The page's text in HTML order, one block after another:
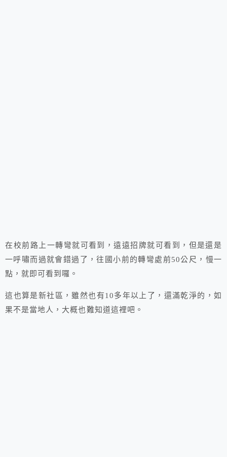
在校前路上一轉彎就可看到，遠遠招牌就可看到，但是還是
一呼嘯而過就會錯過了，往國小前的轉彎處前50公尺，慢一
點，就即可看到囉。
這也算是新社區，雖然也有10多年以上了，還滿乾淨的，如
果不是當地人，大概也難知道這裡吧。